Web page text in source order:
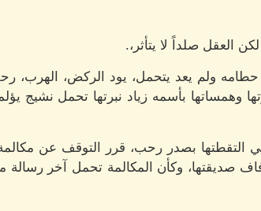
العقل صلداً لا يتأثر،.
ولم يعد يتحمل، يود الركض، الهرب،
بأسمه زياد نبرتها تحمل نشيج
التقطتها بصدر رحب، قرر التوقف عن
صديقتها، وكأن المكالمة تحمل آخر